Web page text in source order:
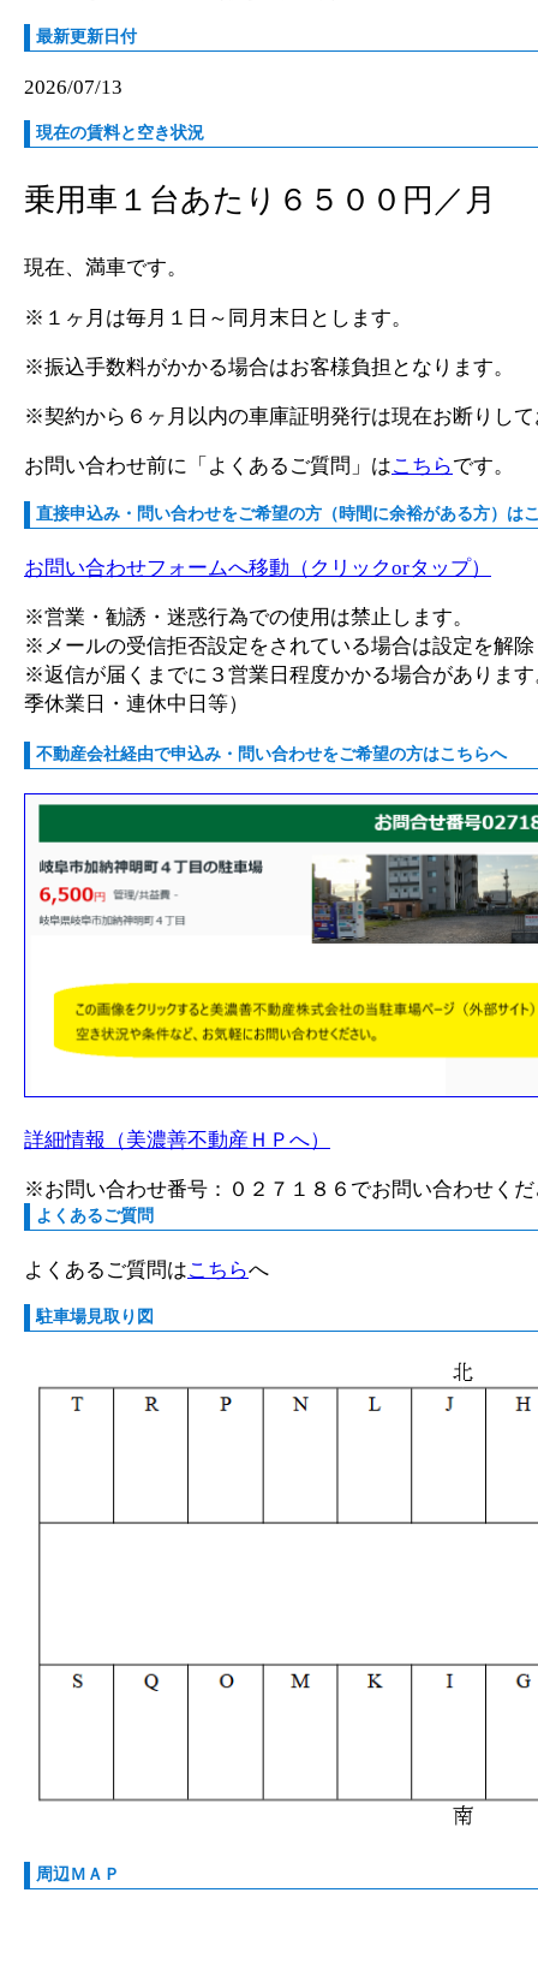
最新更新日付
2026/07/13
現在の賃料と空き状況
乗用車１台あたり６５００円／月
現在、満車です。
※１ヶ月は毎月１日～同月末日とします。
※振込手数料がかかる場合はお客様負担となります。
※契約から６ヶ月以内の車庫証明発行は現在お断りし
お問い合わせ前に「よくあるご質問」はこちらです。
直接申込み・問い合わせをご希望の方（時間に余裕がある方）は
お問い合わせフォームへ移動（クリックorタップ）
※営業・勧誘・迷惑行為での使用は禁止します。
※メールの受信拒否設定をされている場合は設定を解
※返信が届くまでに３営業日程度かかる場合がありま
季休業日・連休中日等）
不動産会社経由で申込み・問い合わせをご希望の方はこちらへ
詳細情報（美濃善不動産ＨＰへ）
※お問い合わせ番号：０２７１８６でお問い合わせく
よくあるご質問
よくあるご質問はこちらへ
駐車場見取り図
周辺ＭＡＰ